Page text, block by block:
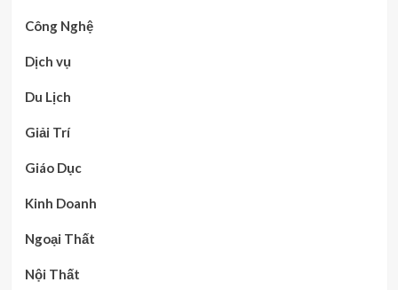
Công Nghệ
Dịch vụ
Du Lịch
Giải Trí
Giáo Dục
Kinh Doanh
Ngoại Thất
Nội Thất